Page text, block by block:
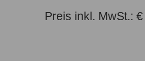
Preis inkl. MwSt.: